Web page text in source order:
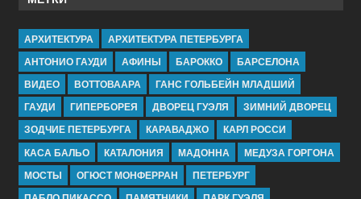
АРХИТЕКТУРА
АРХИТЕКТУРА ПЕТЕРБУРГА
АНТОНИО ГАУДИ
АФИНЫ БАРОККО
БАРСЕЛОНА
ВИДЕО
ВОТТОВААРА
ГАНС ГОЛЬБЕЙН МЛАДШИЙ
ГАУДИ
ГИПЕРБОРЕЯ ДВОРЕЦ ГУЭЛЯ
ЗИМНИЙ ДВОРЕЦ
ЗОДЧИЕ ПЕТЕРБУРГА
КАРАВАДЖО
КАРЛ РОССИ
КАСА БАЛЬО
КАТАЛОНИЯ МАДОННА
МЕДУЗА ГОРГОНА
МОСТЫ
ОГЮСТ МОНФЕРРАН
ПЕТЕРБУРГ